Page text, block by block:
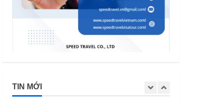
TIN MỚI
và những điều cần biết năm
15/04/2026